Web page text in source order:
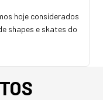
hoje considerados
shapes e skates do